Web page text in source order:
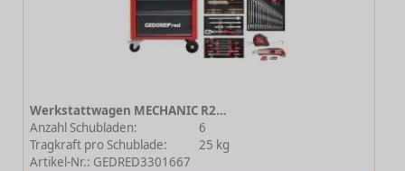
Werkstattwagen MECHANIC R21560001 inkl. Werkzeug
Anzahl Schubladen:
6
Tragkraft pro Schublade:
25 kg
Artikel-Nr.: GEDRED3301667